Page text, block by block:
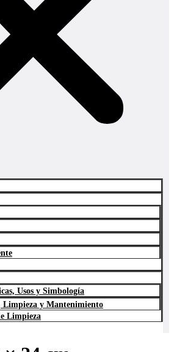
Usos y Simbología
Limpieza y Mantenimiento
Limpieza